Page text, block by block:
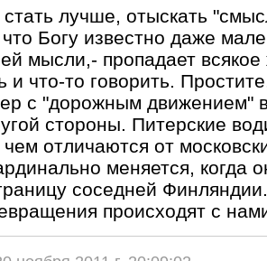
лучше, отыскать
Богу известно даже
мысли,- пропадает
и что-то говорить.
с "дорожным движением"
стороны. Питерские
отличаются от
меняется, когда
соседней
происходят с